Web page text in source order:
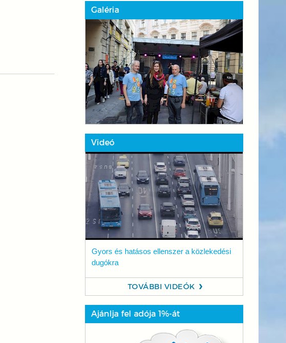
Galéria
Videó
Gyors és hatásos ellenszer a közlekedési
dugókra
TOVÁBBI VIDEÓK
Ajánlja fel adója 1%-át